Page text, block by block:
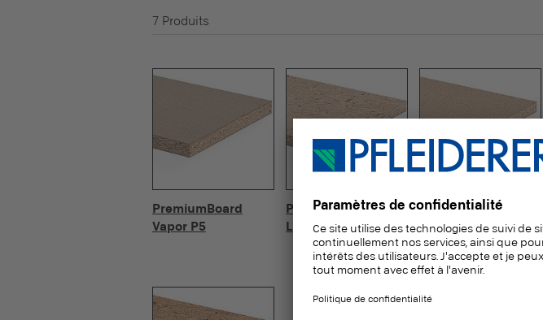
7 Produits
PremiumBoard
Vapor P5
PremiumBoard MFP
Living P5
LivingBoard P4